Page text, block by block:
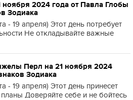
ноября 2024 года от Павла Глобы
Зодиака
- 19 апреля) Этот день потребует
Не откладывайте важные
Перл на 21 ноября 2024
Зодиака
- 19 апреля) Этот день принесет
Доверяйте себе и не бойтесь